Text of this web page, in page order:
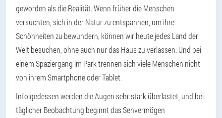
geworden als die Realität. Wenn früher die Menschen
versuchten, sich in der Natur zu entspannen, um ihre
Schönheiten zu bewundern, können wir heute jedes Land der
Welt besuchen, ohne auch nur das Haus zu verlassen. Und bei
einem Spaziergang im Park trennen sich viele Menschen nicht
von ihrem Smartphone oder Tablet.
Infolgedessen werden die Augen sehr stark überlastet, und bei
täglicher Beobachtung beginnt das Sehvermögen